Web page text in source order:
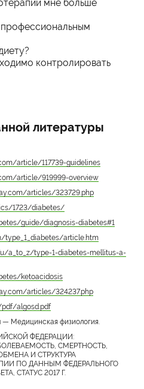
мне больше
контролировать
литературы
article/117739-guidelines
article/919999-overview
articles/323729.php
1723/diabetes/
guide/diagnosis-diabetes#1
type_1_diabetes/article.htm
a_to_z/type-1-diabetes-mellitus-a-
ketoacidosis
articles/324237.php
algosd.pdf
— Медицинская физиология.
ФЕДЕРАЦИИ:
СМЕРТНОСТЬ,
И СТРУКТУРА
ПО ДАННЫМ ФЕДЕРАЛЬНОГО
СТАТУС 2017 Г.